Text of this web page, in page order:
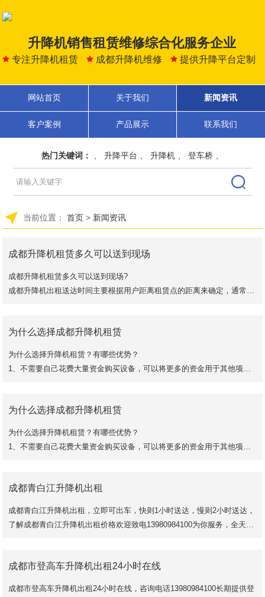
升降机销售租赁维修综合化服务企业
专注升降机租赁 成都升降机维修 提供升降平台定制
网站首页 关于我们 新闻资讯
客户案例 产品展示 联系我们
热门关键词： 升降平台 升降机 登车桥
当前位置： 首页 > 新闻资讯
成都升降机租赁多久可以送到现场
成都升降机租赁多久可以送到现场?
成都升降机出租送达时间主要根据用户距离租赁点的距离来确定，通常在
为什么选择成都升降机租赁
为什么选择升降机租赁？有哪些优势？
1、不需要自己花费大量资金购买设备，可以将更多的资金用于其他项
3、价格实惠，节省人工工资。
为什么选择成都升降机租赁
为什么选择升降机租赁？有哪些优势？
1、不需要自己花费大量资金购买设备，可以将更多的资金用于其他项
3、价格实惠，节省人工工资。
成都青白江升降机出租
成都青白江升降机出租，立即可出车，快则1小时送达，慢则2小时送达，
了解成都青白江升降机出租价格欢迎致电13980984100为你服务，全天24
成都市登高车升降机出租24小时在线
成都市登高车升降机出租24小时在线，咨询电话13980984100长期提供登